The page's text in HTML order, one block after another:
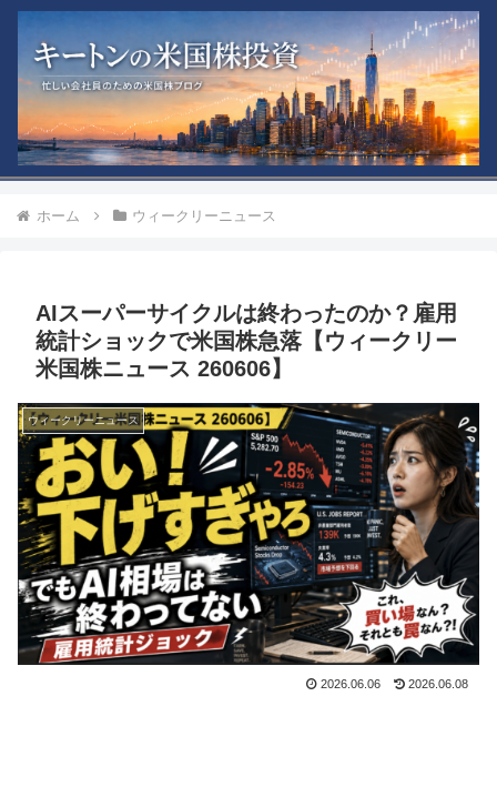
ホーム ウィークリーニュース
AIスーパーサイクルは終わったのか？雇用
統計ショックで米国株急落【ウィークリー
米国株ニュース 260606】
ウィークリーニュース
2026.06.06 2026.06.08